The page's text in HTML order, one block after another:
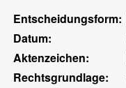
Entscheidungsform:
Datum:
Aktenzeichen:
Rechtsgrundlage: